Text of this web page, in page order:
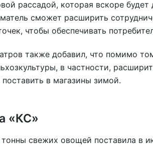
рассадой, которая вскоре
сможет расширить
чтобы обеспечивать
также добавил, что помимо
в частности,
в магазины зимой.
«КС»
свежих овощей поставила в